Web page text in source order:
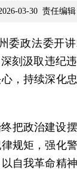
03-30 责任编
委政法委开
刻汲取违纪
，持续深化
把政治建设
规矩，强化
自我革命精